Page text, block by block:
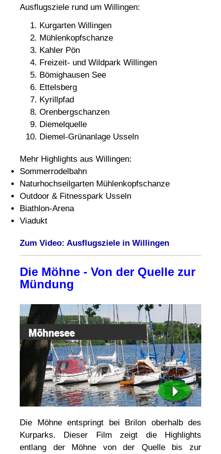
Ausflugsziele rund um Willingen:
Kurgarten Willingen
Mühlenkopfschanze
Kahler Pön
Freizeit- und Wildpark Willingen
Bömighausen See
Ettelsberg
Kyrillpfad
Orenbergschanzen
Diemelquelle
Diemel-Grünanlage Usseln
Mehr Highlights aus Willingen:
Sommerrodelbahn
Naturhochseilgarten Mühlenkopfschanze
Outdoor & Fitnesspark Usseln
Biathlon-Arena
Viadukt
Zum Video: Ausflugsziele in Willingen
Die Möhne - Von der Quelle zur
Mündung
Die Möhne entspringt bei Brilon oberhalb des
Kurparks. Dieser Film zeigt die Highlights
entlang der Möhne von der Quelle bis zur